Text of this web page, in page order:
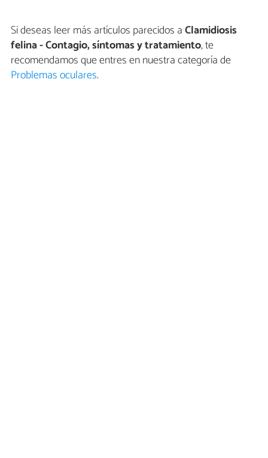
Si deseas leer más artículos parecidos aClamidiosis
felina - Contagio, síntomas y tratamiento, te
recomendamos que entres en nuestra categoría de
Problemas oculares.